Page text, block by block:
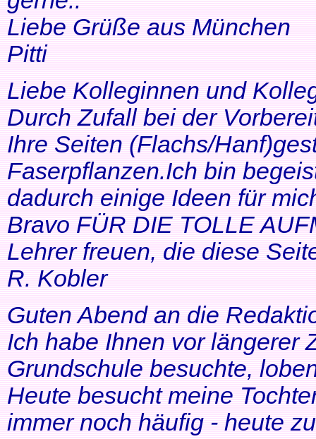
Liebe Grüße aus München
Pitti
Liebe Kolleginnen und
Durch Zufall bei der
Ihre Seiten (Flachs/
Faserpflanzen.Ich bin
dadurch einige Ideen für
Bravo FÜR DIE TOLLE
Lehrer freuen, die diese
R. Kobler
Guten Abend an die
Ich habe Ihnen vor längerer
Grundschule besuchte,
Heute besucht meine
immer noch häufig - heute